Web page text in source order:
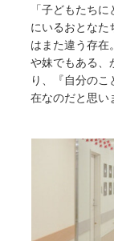
「子どもたち
にいるおとなた
はまた違う存在
や妹でもある、
り、『自分の
在なのだと思い